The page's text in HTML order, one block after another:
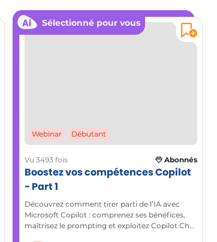
Sélectionné pour vous
Webinar Débutant
Vu 3493 fois Abonnés
Boostez vos compétences Copilot
- Part 1
Découvrez comment tirer parti de l’IA avec
Microsoft Copilot : comprenez ses bénéfices,
maîtrisez le prompting et exploitez Copilot Chat